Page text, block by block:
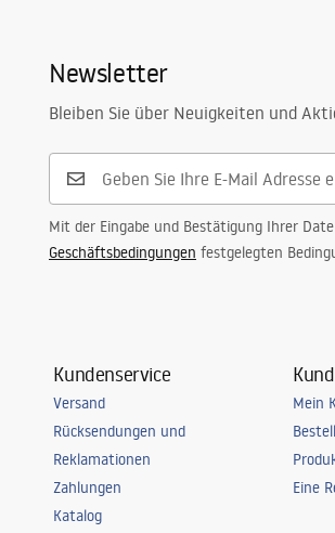
995
PVD
5 jahre
Newsletter
Bleiben Sie über Neuigkeiten und
Mit der Eingabe und Bestätigung Ihrer
Geschäftsbedingungen festgelegten
Kundenservice
Versand
Rücksendungen und
Reklamationen
Zahlungen
Katalog
Mein
Eine